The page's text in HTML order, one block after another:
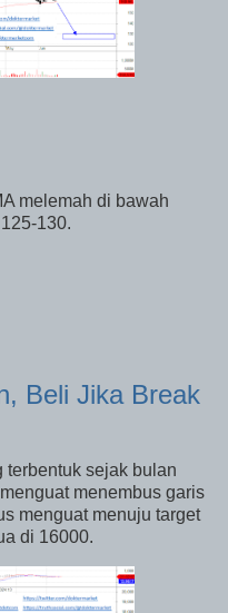
melemah di bawah
130.
Beli Jika Break
terbentuk sejak bulan
menembus garis
menguat menuju target
di 16000.